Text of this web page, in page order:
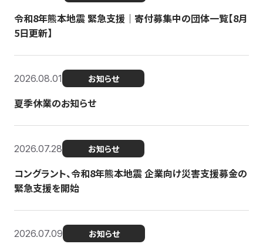
令和8年熊本地震 緊急支援｜寄付募集中の団体一覧【8月
5日更新】
2026.08.01 お知らせ
夏季休業のお知らせ
2026.07.28 お知らせ
コングラント、令和8年熊本地震 企業向け災害支援募金の
緊急支援を開始
2026.07.09 お知らせ